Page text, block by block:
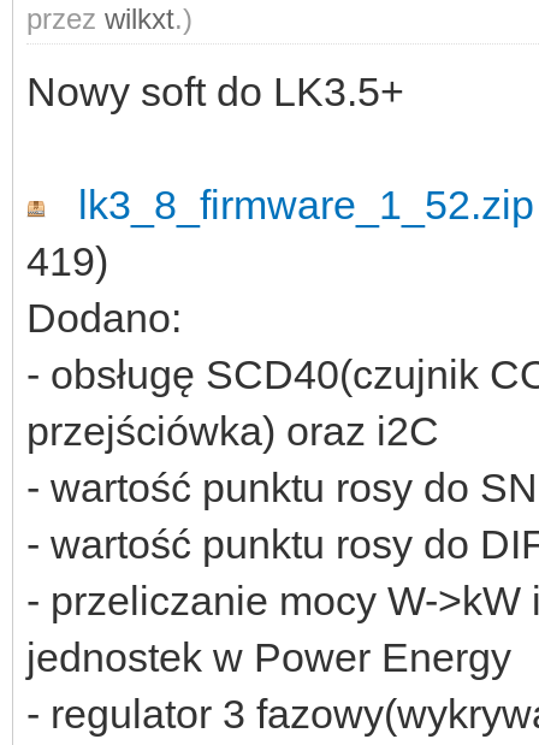
przez wilkxt.)
Nowy soft do LK3.5+
lk3_8_firmware_1_52.zip
419)
Dodano:
- obsługę SCD40(czujnik
przejściówka) oraz i2C
- wartość punktu rosy do
- wartość punktu rosy do
- przeliczanie mocy W-
jednostek w Power Energy
- regulator 3